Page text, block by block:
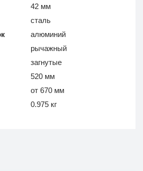
42 мм
сталь
алюминий
рычажный
загнутые
520 мм
от 670 мм
0.975 кг